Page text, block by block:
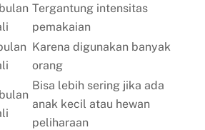
Tergantung intensitas
pemakaian
Karena digunakan banyak
orang
Bisa lebih sering jika ada
anak kecil atau hewan
peliharaan